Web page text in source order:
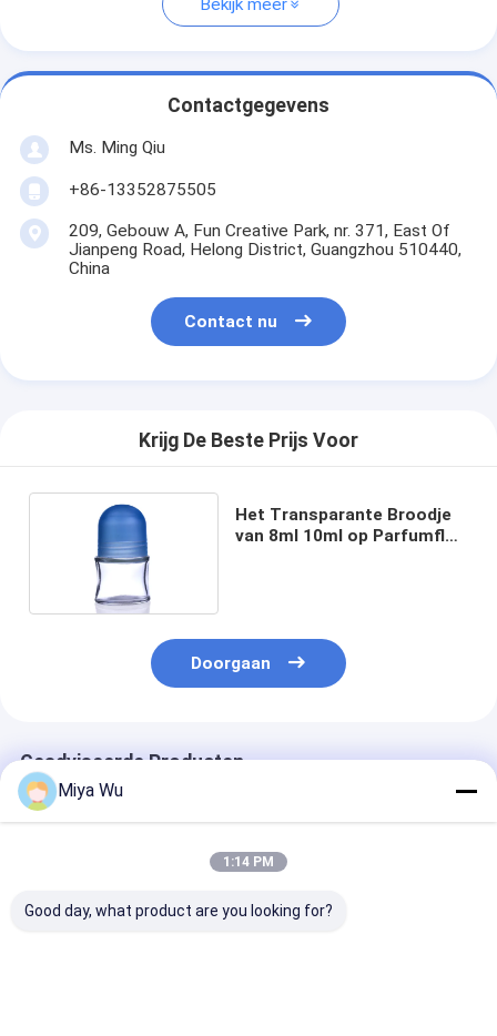
Bekijk meer
Contactgegevens
Ms. Ming Qiu
+86-13352875505
209, Gebouw A, Fun Creative Park, nr. 371, East Of
Jianpeng Road, Helong District, Guangzhou 510440,
China
Contact nu
Krijg De Beste Prijs Voor
Het Transparante Broodje
van 8ml 10ml op Parfumfles
Doorgaan
Geadviseerde Producten
Miya Wu
1:14 PM
Good day, what product are you looking for?